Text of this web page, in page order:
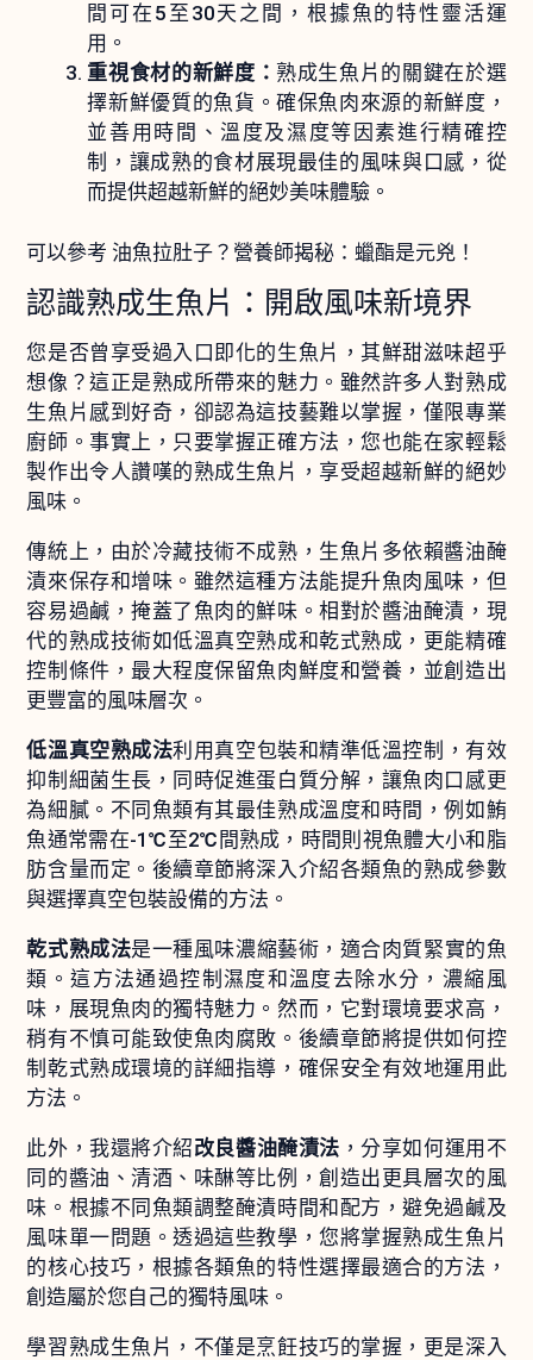
間可在5至30天之間，根據魚的特性靈活運
用。
重視食材的新鮮度： 熟成生魚片的關鍵在於選
擇新鮮優質的魚貨。確保魚肉來源的新鮮度，
並善用時間、溫度及濕度等因素進行精確控
制，讓成熟的食材展現最佳的風味與口感，從
而提供超越新鮮的絕妙美味體驗。
可以參考 油魚拉肚子？營養師揭秘：蠟酯是元兇！
認識熟成生魚片：開啟風味新境界
您是否曾享受過入口即化的生魚片，其鮮甜滋味超乎
想像？這正是熟成所帶來的魅力。雖然許多人對熟成
生魚片感到好奇，卻認為這技藝難以掌握，僅限專業
廚師。事實上，只要掌握正確方法，您也能在家輕鬆
製作出令人讚嘆的熟成生魚片，享受超越新鮮的絕妙
風味。
傳統上，由於冷藏技術不成熟，生魚片多依賴醬油醃
漬來保存和增味。雖然這種方法能提升魚肉風味，但
容易過鹹，掩蓋了魚肉的鮮味。相對於醬油醃漬，現
代的熟成技術如低溫真空熟成和乾式熟成，更能精確
控制條件，最大程度保留魚肉鮮度和營養，並創造出
更豐富的風味層次。
低溫真空熟成法利用真空包裝和精準低溫控制，有效
抑制細菌生長，同時促進蛋白質分解，讓魚肉口感更
為細膩。不同魚類有其最佳熟成溫度和時間，例如鮪
魚通常需在-1℃至2℃間熟成，時間則視魚體大小和脂
肪含量而定。後續章節將深入介紹各類魚的熟成參數
與選擇真空包裝設備的方法。
乾式熟成法是一種風味濃縮藝術，適合肉質緊實的魚
類。這方法通過控制濕度和溫度去除水分，濃縮風
味，展現魚肉的獨特魅力。然而，它對環境要求高，
稍有不慎可能致使魚肉腐敗。後續章節將提供如何控
制乾式熟成環境的詳細指導，確保安全有效地運用此
方法。
此外，我還將介紹改良醬油醃漬法 ，分享如何運用不
同的醬油、清酒、味醂等比例，創造出更具層次的風
味。根據不同魚類調整醃漬時間和配方，避免過鹹及
風味單一問題。透過這些教學，您將掌握熟成生魚片
的核心技巧，根據各類魚的特性選擇最適合的方法，
創造屬於您自己的獨特風味。
學習熟成生魚片，不僅是烹飪技巧的掌握，更是深入